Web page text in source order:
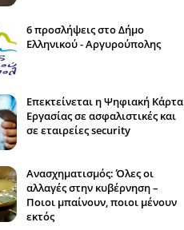
6 προσλήψεις στο Δήμο
Ελληνικού - Αργυρούπολης
Επεκτείνεται η Ψηφιακή Κάρτα
Εργασίας σε ασφαλιστικές και
σε εταιρείες security
Ανασχηματισμός: Όλες οι
αλλαγές στην κυβέρνηση –
Ποιοι μπαίνουν, ποιοι μένουν
εκτός